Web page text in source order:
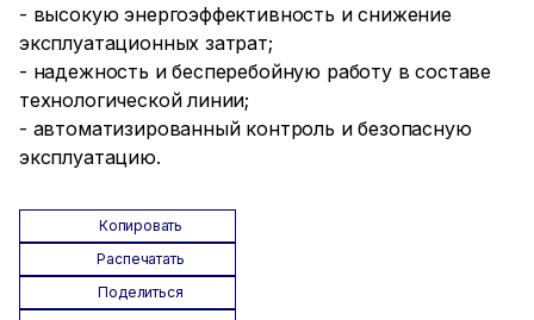
- высокую энергоэффективность и снижение
эксплуатационных затрат;
- надежность и бесперебойную работу в составе
технологической линии;
- автоматизированный контроль и безопасную
эксплуатацию.
Копировать
Распечатать
Поделиться